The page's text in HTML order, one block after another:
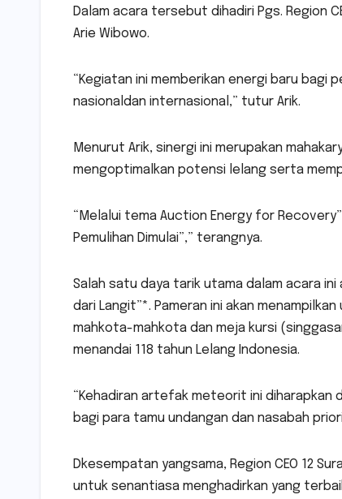
Dalam acara tersebut dihadiri Pgs. Region
Arie Wibowo.
“Kegiatan ini memberikan energi baru bagi
nasionaldan internasional,” tutur Arik.
Menurut Arik, sinergi ini merupakan
mengoptimalkan potensi lelang serta
“Melalui tema Auction Energy for
Pemulihan Dimulai”,” terangnya.
Salah satu daya tarik utama dalam acara
dari Langit”*. Pameran ini akan
mahkota-mahkota dan meja kursi
menandai 118 tahun Lelang Indonesia.
“Kehadiran artefak meteorit ini diharapkan
bagi para tamu undangan dan nasabah
Dkesempatan yangsama, Region CEO 12
untuk senantiasa menghadirkan yang